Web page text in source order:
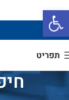
פתח
תפריט